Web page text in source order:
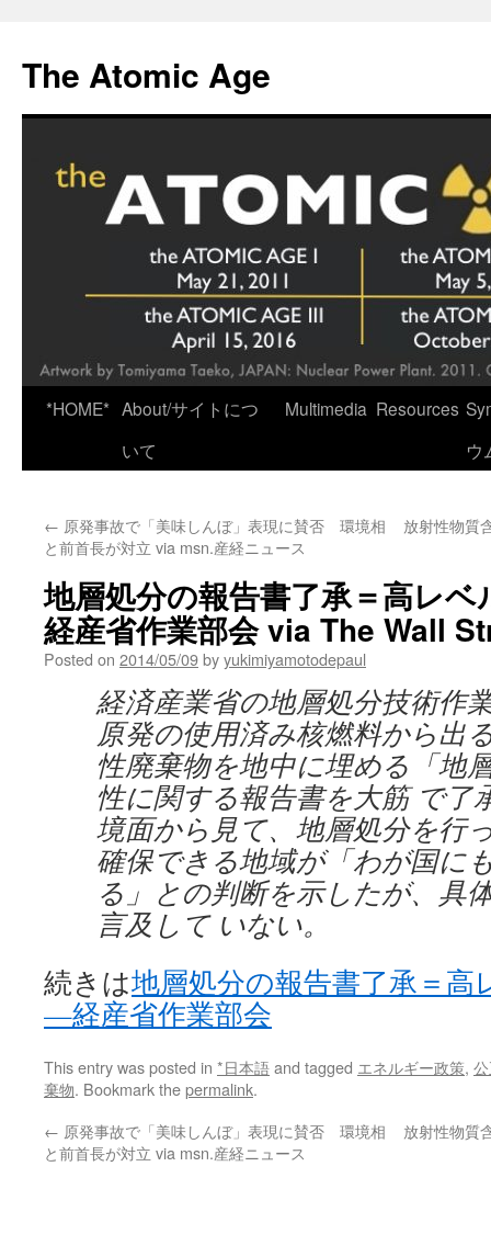
content
The Atomic Age
*HOME* About/サイトにつ
いて
Multimedia Resources
ウ
← 原発事故で「美味しんぼ」表現に賛否 環境相
と前首長が対立 via msn.産経ニュース
放射性物質
地層処分の報告書了承＝高レ
経産省作業部会 via The Wall
Posted on 2014/05/09byyukimiyamotodepaul
経済産業省の地層処分技術作
原発の使用済み核燃料から出
性廃棄物を地中に埋める「地
性に関する報告書を大筋 で了
境面から見て、地層処分を行
確保できる地域が「わが国に
る」との判断を示したが、具
言及して いない。
続きは地層処分の報告書了承＝高
—経産省作業部会
This entry was posted in *日本語and tagged エネルギー政策,
棄物. Bookmark thepermalink.
← 原発事故で「美味しんぼ」表現に賛否 環境相
と前首長が対立 via msn.産経ニュース
放射性物質